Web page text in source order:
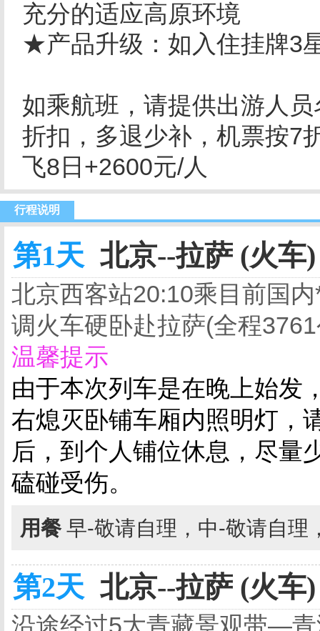
充分的适应高原环境
★产品升级：如入住挂牌3
如乘航班，请提供出游人
折扣，多退少补，机票按7
飞8日+2600元/人
行程说明
第1天 北京--拉萨 (火车)
北京西客站20:10乘目前国
调火车硬卧赴拉萨(全程
温馨提示
由于本次列车是在晚上始发
右熄灭卧铺车厢内照明灯，
后， 到个人铺位休息，尽量
磕碰受伤。
用餐 早-敬请自理，中-敬请自理
第2天 北京--拉萨 (火车)
沿途经过5大青藏景观带—